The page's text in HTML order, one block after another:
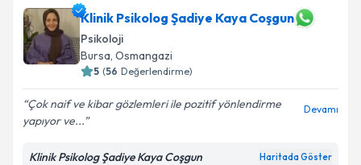
Klinik Psikolog Şadiye Kaya Coşgun
Psikoloji
Bursa, Osmangazi
5 (56 Değerlendirme)
Çok naif ve kibar gözlemleri ile pozitif yönlendirme
yapıyor ve...
Devamı
Klinik Psikolog Şadiye Kaya Coşgun Haritada Göster